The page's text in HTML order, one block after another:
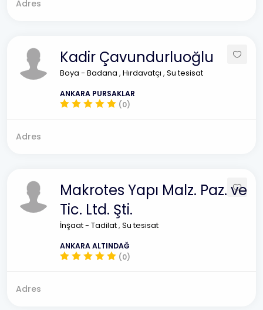
Adres
Kadir Çavundurluoğlu
Boya - Badana , Hırdavatçı , Su tesisat
ANKARA PURSAKLAR
(0)
Adres
Makrotes Yapı Malz. Paz. ve
Tic. Ltd. Şti.
İnşaat - Tadilat, Su tesisat
ANKARA ALTINDAĞ
(0)
Adres